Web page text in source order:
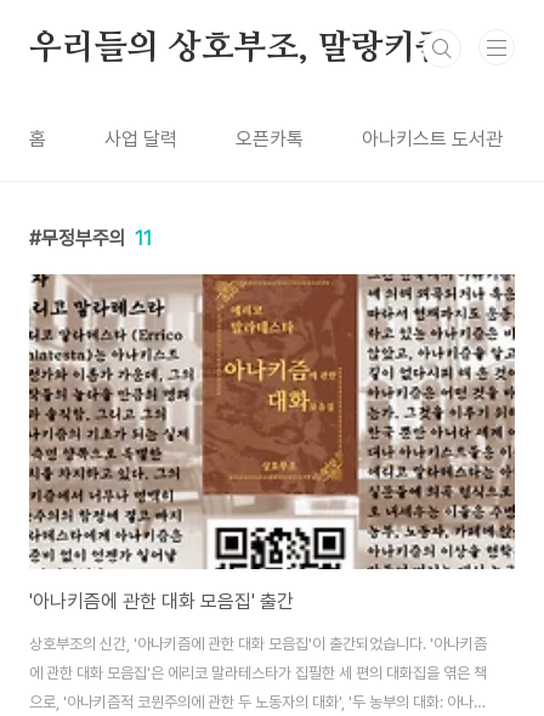
우리들의 상호부조, 말랑키즘
홈 사업 달력 오픈카톡 아나키스트 도서관
무정부주의 11
'아나키즘에 관한 대화 모음집' 출간
상호부조의 신간, '아나키즘에 관한 대화 모음집'이 출간되었습니다. '아나키즘
에 관한 대화 모음집'은 에리코 말라테스타가 집필한 세 편의 대화집을 엮은 책
으로, '아나키즘적 코뮌주의에 관한 두 노동자의 대화', '두 농부의 대화: 아나키